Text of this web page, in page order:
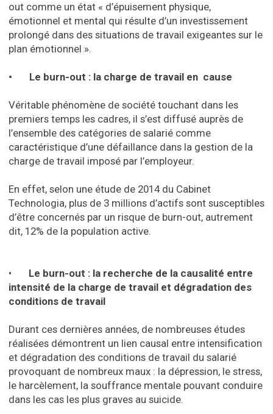
out comme un état « d’épuisement physique,
émotionnel et mental qui résulte d’un investissement
prolongé dans des situations de travail exigeantes sur le
plan émotionnel ».
• Le burn-out : la charge de travail en cause
Véritable phénomène de société touchant dans les
premiers temps les cadres, il s’est diffusé auprès de
l’ensemble des catégories de salarié comme
caractéristique d’une défaillance dans la gestion de la
charge de travail imposé par l’employeur.
En effet, selon une étude de 2014 du Cabinet
Technologia, plus de 3 millions d’actifs sont susceptibles
d’être concernés par un risque de burn-out, autrement
dit, 12% de la population active.
•
Le burn-out : la recherche de la causalité entre
intensité de la charge de travail et dégradation des
conditions de travail
Durant ces dernières années, de nombreuses études
réalisées démontrent un lien causal entre intensification
et dégradation des conditions de travail du salarié
provoquant de nombreux maux : la dépression, le stress,
le harcèlement, la souffrance mentale pouvant conduire
dans les cas les plus graves au suicide.